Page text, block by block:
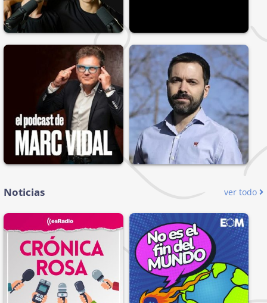
Noticias ver todo